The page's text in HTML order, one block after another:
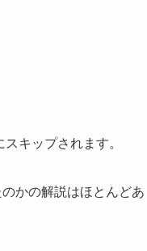
キップされます。
かの解説はほとんどあ